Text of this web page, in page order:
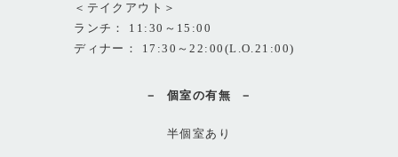
＜テイクアウト＞
ランチ： 11:30～15:00
ディナー： 17:30～22:00(L.O.21:00)
個室の有無
半個室あり